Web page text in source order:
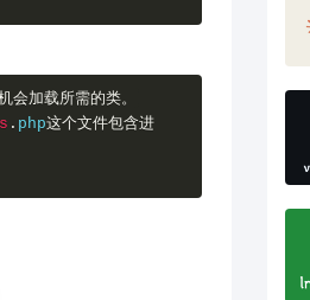
会加载所需的类。
. php这个文件包含进